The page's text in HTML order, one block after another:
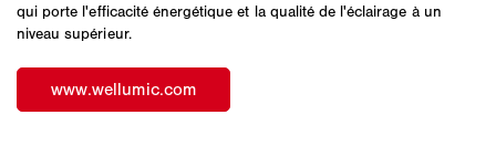
qui porte l'efficacité énergétique et la qualité de l'éclairage à un
niveau supérieur.